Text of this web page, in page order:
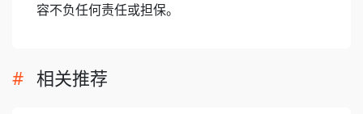
容不负任何责任或担保。
相关推荐